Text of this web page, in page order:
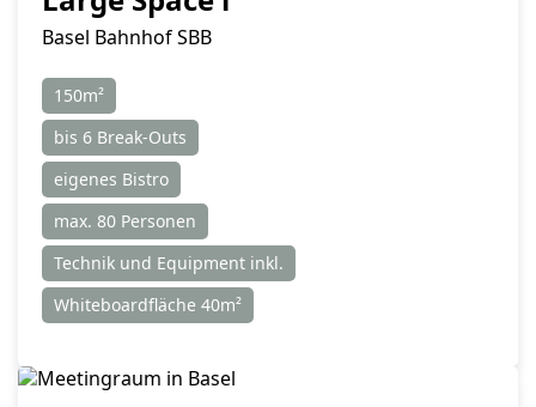
Basel Bahnhof SBB
150m²
bis 6 Break-Outs
eigenes Bistro
max. 80 Personen
Technik und Equipment inkl.
Whiteboardfläche 40m²